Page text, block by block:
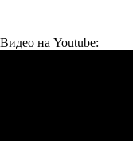
Видео на Youtube: